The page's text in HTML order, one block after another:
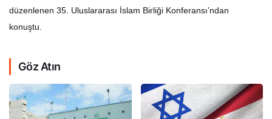
düzenlenen 35. Uluslararası İslam Birliği Konferansı’ndan
konuştu.
Göz Atın